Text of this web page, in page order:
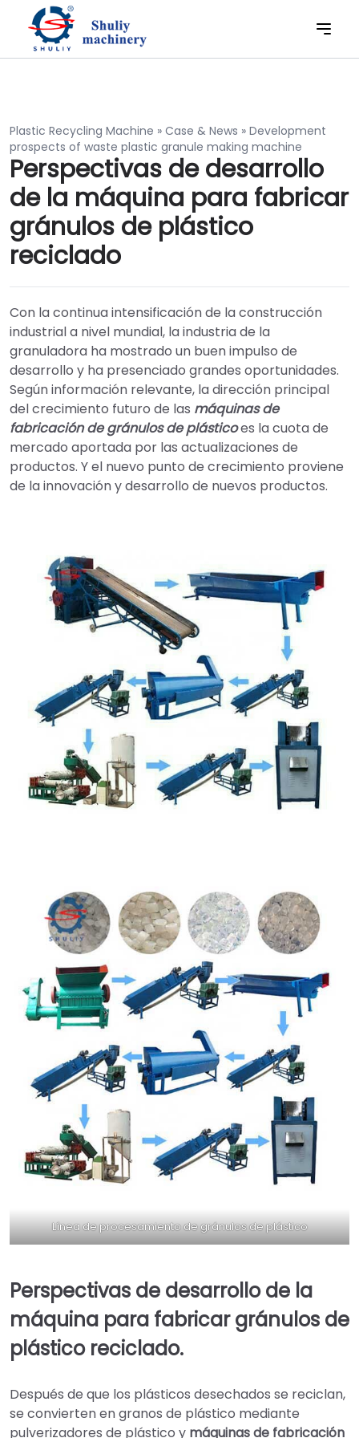
Plastic Recycling Machine » Case & News » Development
prospects of waste plastic granule making machine
Perspectivas de desarrollo
de la máquina para fabricar
gránulos de plástico
reciclado
Con la continua intensificación de la construcción
industrial a nivel mundial, la industria de la
granuladora ha mostrado un buen impulso de
desarrollo y ha presenciado grandes oportunidades.
Según información relevante, la dirección principal
del crecimiento futuro de las máquinas de
fabricación de gránulos de plásticoes la cuota de
mercado aportada por las actualizaciones de
productos. Y el nuevo punto de crecimiento proviene
de la innovación y desarrollo de nuevos productos.
Línea de procesamiento de gránulos de plástico
Perspectivas de desarrollo de la
máquina para fabricar gránulos de
plástico reciclado.
Después de que los plásticos desechados se reciclan,
se convierten en granos de plástico mediante
pulverizadores de plástico y máquinas de fabricación